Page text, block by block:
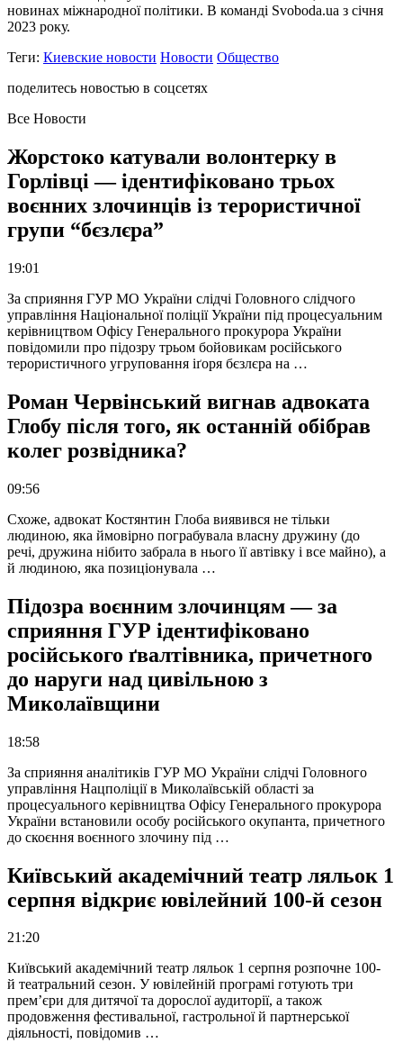
новинах міжнародної політики. В команді Svoboda.ua з січня
2023 року.
Теги: Киевские новости Новости Общество
поделитесь новостью в соцсетях
Все Новости
Жорстоко катували волонтерку в
Горлівці — ідентифіковано трьох
воєнних злочинців із терористичної
групи “бєзлєра”
19:01
За сприяння ГУР МО України слідчі Головного слідчого
управління Національної поліції України під процесуальним
керівництвом Офісу Генерального прокурора України
повідомили про підозру трьом бойовикам російського
терористичного угруповання іґоря бєзлєра на …
Роман Червінський вигнав адвоката
Глобу після того, як останній обібрав
колег розвідника?
09:56
Схоже, адвокат Костянтин Глоба виявився не тільки
людиною, яка ймовірно пограбувала власну дружину (до
речі, дружина нібито забрала в нього її автівку і все майно), а
й людиною, яка позиціонувала …
Підозра воєнним злочинцям — за
сприяння ГУР ідентифіковано
російського ґвалтівника, причетного
до наруги над цивільною з
Миколаївщини
18:58
За сприяння аналітиків ГУР МО України слідчі Головного
управління Нацполіції в Миколаївській області за
процесуального керівництва Офісу Генерального прокурора
України встановили особу російського окупанта, причетного
до скоєння воєнного злочину під …
Київський академічний театр ляльок 1
серпня відкриє ювілейний 100-й сезон
21:20
Київський академічний театр ляльок 1 серпня розпочне 100-
й театральний сезон. У ювілейній програмі готують три
прем’єри для дитячої та дорослої аудиторії, а також
продовження фестивальної, гастрольної й партнерської
діяльності, повідомив …